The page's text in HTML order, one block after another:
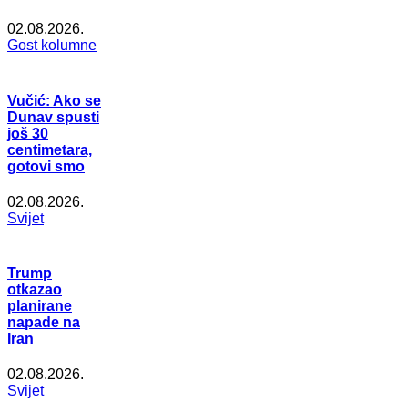
02.08.2026.
Gost kolumne
Vučić: Ako se
Dunav spusti
još 30
centimetara,
gotovi smo
02.08.2026.
Svijet
Trump
otkazao
planirane
napade na
Iran
02.08.2026.
Svijet